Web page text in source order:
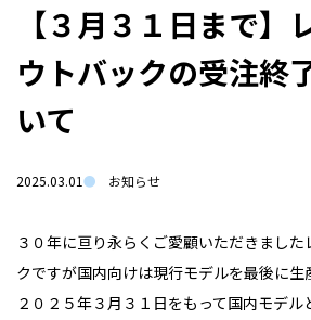
【３月３１日まで】
ウトバックの受注終
いて
2025.03.01 お知らせ
３０年に亘り永らくご愛顧いただきまし
クですが国内向けは現行モデルを最後に生
２０２５年３月３１日をもって国内モデ